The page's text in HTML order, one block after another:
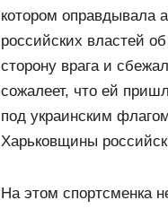
котором оправдывала
российских властей
сторону врага и
сожалеет, что ей
под украинским
Харьковщины
На этом спортсменка